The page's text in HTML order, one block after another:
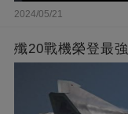
2024/05/21
殲20戰機榮登最